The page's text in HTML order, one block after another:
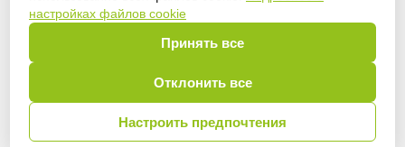
настройках файлов cookie
Принять все
Отклонить все
Настроить предпочтения